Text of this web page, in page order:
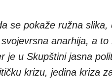
se pokaže ružna
anarhija, a
je u Skupštini jasna
krizu, jedina kriza